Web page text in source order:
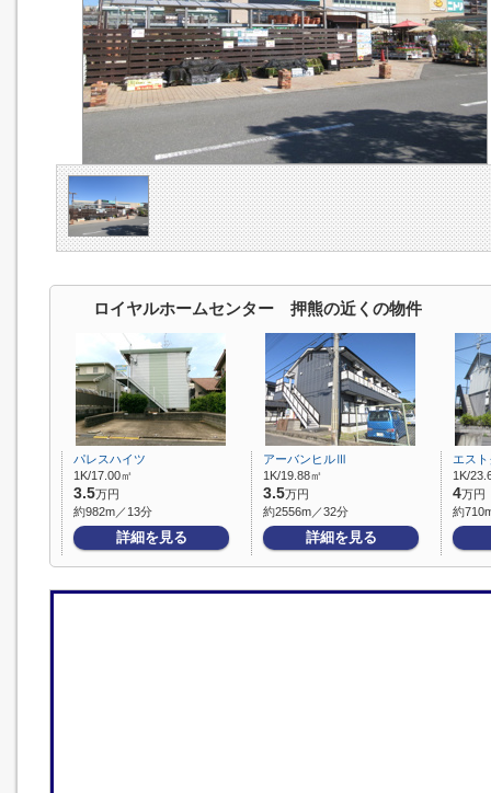
ロイヤルホームセンター 押熊の近くの物件
パレスハイツ
1K/17.00㎡
3.5万円
約982m／13分
詳細を見る
アーバンヒルⅢ
1K/19.88㎡
3.5万円
約2556m／32分
詳細を見る
エス
1K/
4万円
約